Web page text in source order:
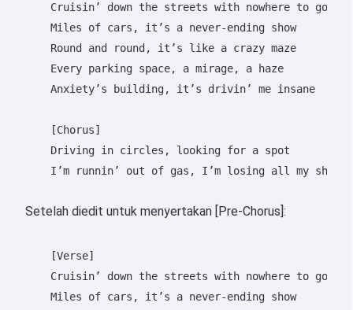
    Cruisin’ down the streets with nowhere to go
    Miles of cars, it’s a never-ending show
    Round and round, it’s like a crazy maze
    Every parking space, a mirage, a haze
    Anxiety’s building, it’s drivin’ me insane
    [Chorus]
    Driving in circles, looking for a spot
    I’m runnin’ out of gas, I’m losing all my shots
Setelah diedit untuk menyertakan [Pre-Chorus]:
    [Verse]
    Cruisin’ down the streets with nowhere to go
    Miles of cars, it’s a never-ending show